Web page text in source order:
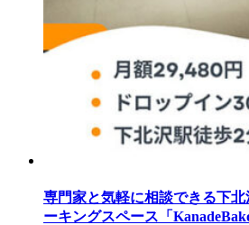
専門家と気軽に相談できる下
ーキングスペース「